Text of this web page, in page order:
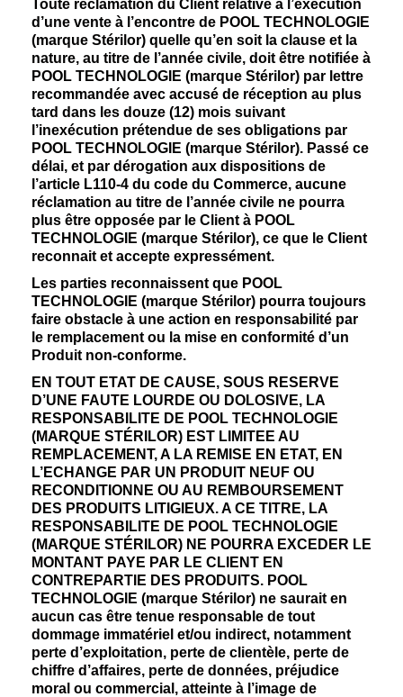
Toute réclamation du Client relative à l’exécution
d’une vente à l’encontre de POOL TECHNOLOGIE
(marque Stérilor) quelle qu’en soit la clause et la
nature, au titre de l’année civile, doit être notifiée à
POOL TECHNOLOGIE (marque Stérilor) par lettre
recommandée avec accusé de réception au plus
tard dans les douze (12) mois suivant
l’inexécution prétendue de ses obligations par
POOL TECHNOLOGIE (marque Stérilor). Passé ce
délai, et par dérogation aux dispositions de
l’article L110-4 du code du Commerce, aucune
réclamation au titre de l’année civile ne pourra
plus être opposée par le Client à POOL
TECHNOLOGIE (marque Stérilor), ce que le Client
reconnait et accepte expressément.
Les parties reconnaissent que POOL
TECHNOLOGIE (marque Stérilor) pourra toujours
faire obstacle à une action en responsabilité par
le remplacement ou la mise en conformité d’un
Produit non-conforme.
EN TOUT ETAT DE CAUSE, SOUS RESERVE
D’UNE FAUTE LOURDE OU DOLOSIVE, LA
RESPONSABILITE DE POOL TECHNOLOGIE
(MARQUE STÉRILOR) EST LIMITEE AU
REMPLACEMENT, A LA REMISE EN ETAT, EN
L’ECHANGE PAR UN PRODUIT NEUF OU
RECONDITIONNE OU AU REMBOURSEMENT
DES PRODUITS LITIGIEUX. A CE TITRE, LA
RESPONSABILITE DE POOL TECHNOLOGIE
(MARQUE STÉRILOR) NE POURRA EXCEDER LE
MONTANT PAYE PAR LE CLIENT EN
CONTREPARTIE DES PRODUITS. POOL
TECHNOLOGIE (marque Stérilor) ne saurait en
aucun cas être tenue responsable de tout
dommage immatériel et/ou indirect, notamment
perte d’exploitation, perte de clientèle, perte de
chiffre d’affaires, perte de données, préjudice
moral ou commercial, atteinte à l’image de